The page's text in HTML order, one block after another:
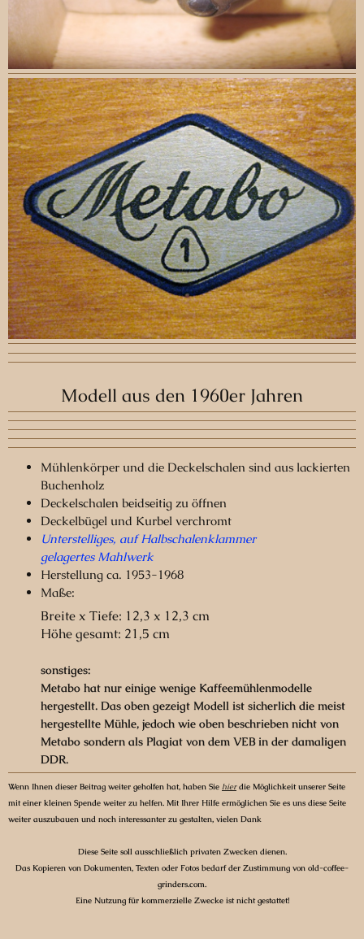
Modell aus den 1960er Jahren
Mühlenkörper und die Deckelschalen sind aus lackierten
Buchenholz
Deckelschalen beidseitig zu öffnen
Deckelbügel und Kurbel verchromt
Unterstelliges, auf Halbschalenklammer
gelagertes Mahlwerk
Herstellung ca. 1953-1968
Maße:
Breite x Tiefe: 12,3 x 12,3 cm
Höhe gesamt: 21,5 cm
sonstiges:
Metabo hat nur einige wenige Kaffeemühlenmodelle
hergestellt. Das oben gezeigt Modell ist sicherlich die meist
hergestellte Mühle, jedoch wie oben beschrieben nicht von
Metabo sondern als Plagiat von dem VEB in der damaligen
DDR.
Wenn Ihnen dieser Beitrag weiter geholfen hat, haben Sie hierdie Möglichkeit unserer Seite
mit einer kleinen Spende weiter zu helfen. Mit Ihrer Hilfe ermöglichen Sie es uns diese Seite
weiter auszubauen und noch interessanter zu gestalten, vielen Dank
Diese Seite soll ausschließlich privaten Zwecken dienen.
Das Kopieren von Dokumenten, Texten oder Fotos bedarf der Zustimmung von old-coffee-
grinders.com.
Eine Nutzung für kommerzielle Zwecke ist nicht gestattet!